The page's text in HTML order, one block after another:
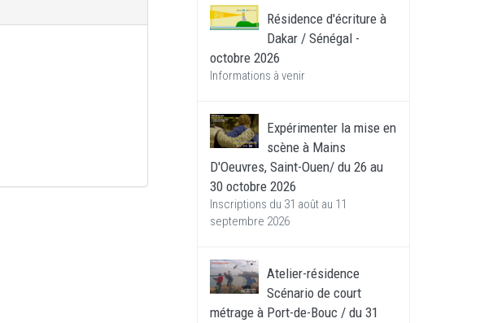
Résidence d'écriture à
Dakar / Sénégal -
octobre 2026
Informations à venir
Expérimenter la mise en
scène à Mains
D'Oeuvres, Saint-Ouen/ du 26 au
30 octobre 2026
Inscriptions du 31 août au 11
septembre 2026
Atelier-résidence
Scénario de court
métrage à Port-de-Bouc / du 31